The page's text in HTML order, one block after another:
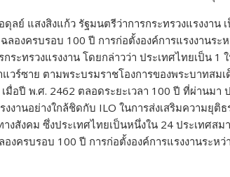
ลย์ แสงสิงแก้ว รัฐมนตรีว่าการกระทรวงแรงงาน
ลองครบรอบ 100 ปี การก่อตั้งองค์การแรงงานร
ะทรวงแรงงาน โดยกล่าวว่า ประเทศไทยเป็น 1
ร์ซาย ตามพระบรมราชโองการของพระบาทสม
เมื่อปี พ.ศ. 2462 ตลอดระยะเวลา 100 ปี ที่ผ่านม
งานอย่างใกล้ชิดกับ ILO ในการส่งเสริมความยุ
างสังคม ซึ่งประเทศไทยเป็นหนึ่งใน 24 ประเทศส
งครบรอบ 100 ปี การก่อตั้งองค์การแรงงานระห